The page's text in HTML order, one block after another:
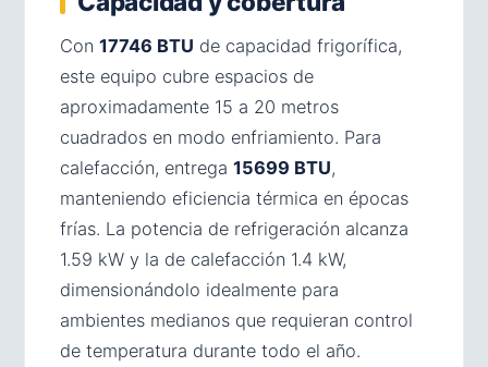
Con 17746 BTU de capacidad frigorífica,
este equipo cubre espacios de
aproximadamente 15 a 20 metros
cuadrados en modo enfriamiento. Para
calefacción, entrega 15699 BTU,
manteniendo eficiencia térmica en épocas
frías. La potencia de refrigeración alcanza
1.59 kW y la de calefacción 1.4 kW,
dimensionándolo idealmente para
ambientes medianos que requieran control
de temperatura durante todo el año.